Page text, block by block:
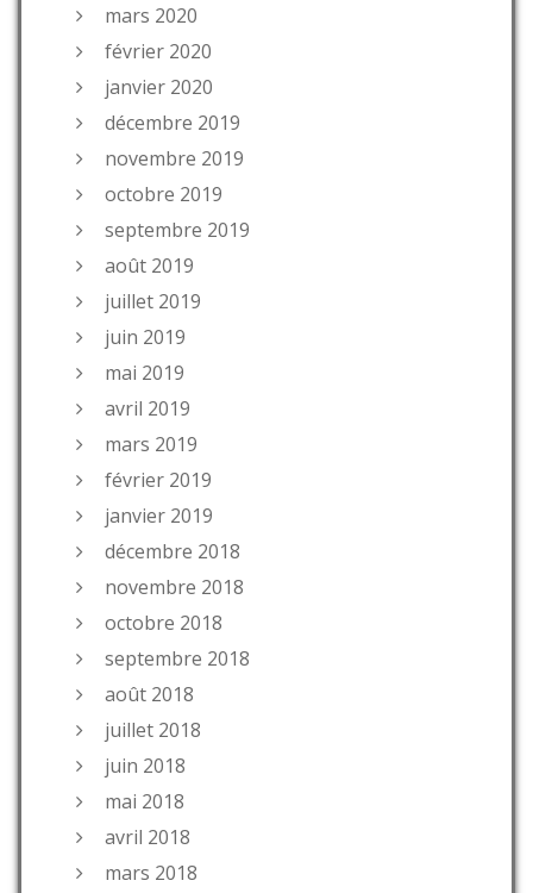
mars 2020
février 2020
janvier 2020
décembre 2019
novembre 2019
octobre 2019
septembre 2019
août 2019
juillet 2019
juin 2019
mai 2019
avril 2019
mars 2019
février 2019
janvier 2019
décembre 2018
novembre 2018
octobre 2018
septembre 2018
août 2018
juillet 2018
juin 2018
mai 2018
avril 2018
mars 2018